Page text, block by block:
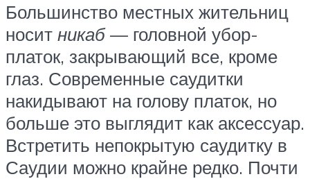
Большинство местных жительниц
носит никаб— головной убор-
платок, закрывающий все, кроме
глаз. Современные саудитки
накидывают на голову платок, но
больше это выглядит как аксессуар.
Встретить непокрытую саудитку в
Саудии можно крайне редко. Почти